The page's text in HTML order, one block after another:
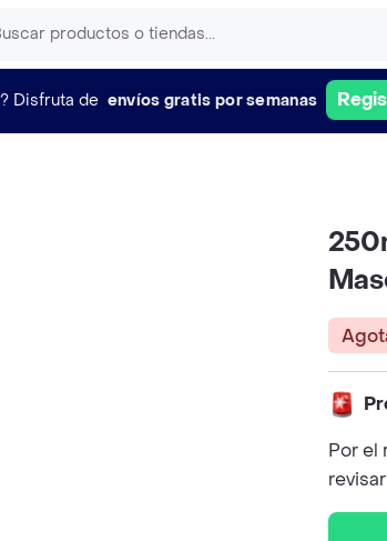
Disfruta de envíos gratis por semanas
Por el